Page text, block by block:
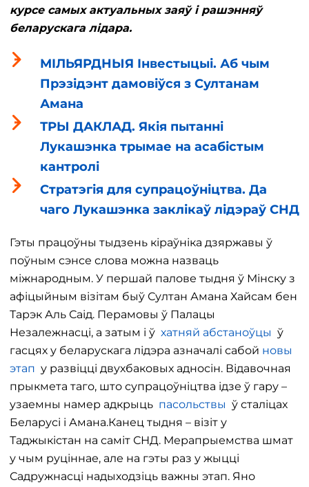
курсе самых актуальных заяў і рашэнняў
беларускага лідара.
МІЛЬЯРДНЫЯ Інвестыцыі. Аб чым
Прэзідэнт дамовіўся з Султанам
Амана
ТРЫ ДАКЛАД. Якія пытанні
Лукашэнка трымае на асабістым
кантролі
Стратэгія для супрацоўніцтва. Да
чаго Лукашэнка заклікаў лідэраў СНД
Гэты працоўны тыдзень кіраўніка дзяржавы ў
поўным сэнсе слова можна назваць
міжнародным. У першай палове тыдня ў Мінску з
афіцыйным візітам быў Султан Амана Хайсам бен
Тарэк Аль Саід. Перамовы ў Палацы
Незалежнасці, а затым і ў хатняй абстаноўцы ў
гасцях у беларускага лідэра азначалі сабой новы
этап у развіцці двухбаковых адносін. Відавочная
прыкмета таго, што супрацоўніцтва ідзе ў гару –
узаемны намер адкрыць пасольствы ў сталіцах
Беларусі і Амана.Канец тыдня – візіт у
Таджыкістан на саміт СНД. Мерапрыемства шмат
у чым руціннае, але на гэты раз у жыцці
Садружнасці надыходзіць важны этап. Яно